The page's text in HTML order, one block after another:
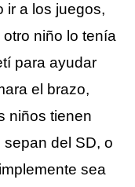
ir a los juegos,
niño lo tenía
para ayudar
el brazo,
niños tienen
del SD, o
sea